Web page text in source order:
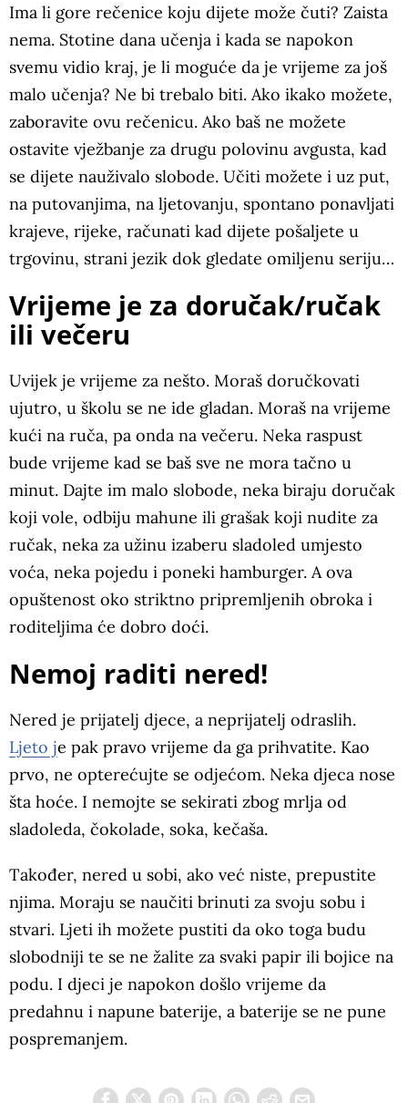
Ima li gore rečenice koju dijete može čuti? Zaista
nema. Stotine dana učenja i kada se napokon
svemu vidio kraj, je li moguće da je vrijeme za još
malo učenja? Ne bi trebalo biti. Ako ikako možete,
zaboravite ovu rečenicu. Ako baš ne možete
ostavite vježbanje za drugu polovinu avgusta, kad
se dijete nauživalo slobode. Učiti možete i uz put,
na putovanjima, na ljetovanju, spontano ponavljati
krajeve, rijeke, računati kad dijete pošaljete u
trgovinu, strani jezik dok gledate omiljenu seriju…
Vrijeme je za doručak/ručak
ili večeru
Uvijek je vrijeme za nešto. Moraš doručkovati
ujutro, u školu se ne ide gladan. Moraš na vrijeme
kući na ruča, pa onda na večeru. Neka raspust
bude vrijeme kad se baš sve ne mora tačno u
minut. Dajte im malo slobode, neka biraju doručak
koji vole, odbiju mahune ili grašak koji nudite za
ručak, neka za užinu izaberu sladoled umjesto
voća, neka pojedu i poneki hamburger. A ova
opuštenost oko striktno pripremljenih obroka i
roditeljima će dobro doći.
Nemoj raditi nered!
Nered je prijatelj djece, a neprijatelj odraslih.
Ljeto je pak pravo vrijeme da ga prihvatite. Kao
prvo, ne opterećujte se odjećom. Neka djeca nose
šta hoće. I nemojte se sekirati zbog mrlja od
sladoleda, čokolade, soka, kečaša.
Također, nered u sobi, ako već niste, prepustite
njima. Moraju se naučiti brinuti za svoju sobu i
stvari. Ljeti ih možete pustiti da oko toga budu
slobodniji te se ne žalite za svaki papir ili bojice na
podu. I djeci je napokon došlo vrijeme da
predahnu i napune baterije, a baterije se ne pune
pospremanjem.